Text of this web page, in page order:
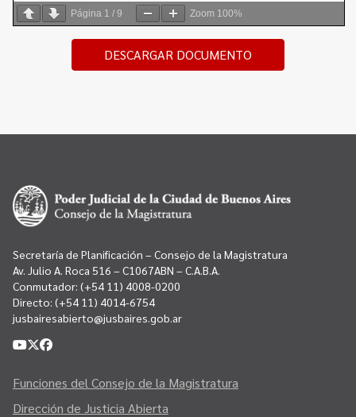
Página 1 / 9 Zoom 100%
DESCARGAR DOCUMENTO
Secretaría de Planificación – Consejo de la Magistratura
Av. Julio A. Roca 516 – C1067ABN – C.A.B.A.
Conmutador: (+54 11) 4008-0200
Directo: (+54 11) 4014-6754
jusbairesabierto@jusbaires.gob.ar
Funciones del Consejo de la Magistratura
Dirección de Justicia Abierta